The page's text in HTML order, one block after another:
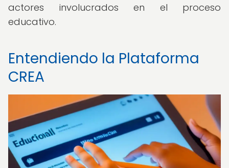
actores involucrados en el proceso
educativo.
Entendiendo la Plataforma
CREA